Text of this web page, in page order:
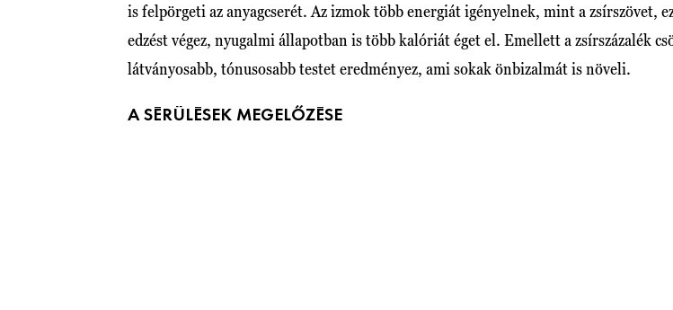
is felpörgeti az anyagcserét. Az izmok több energiát igényelnek, mint a zsírszövet,
edzést végez, nyugalmi állapotban is több kalóriát éget el. Emellett a zsírszázalék
látványosabb, tónusosabb testet eredményez, ami sokak önbizalmát is növeli.
A SÉRÜLÉSEK MEGELŐZÉSE